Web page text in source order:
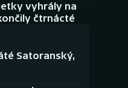
vyhrály na
čtrnácté
Satoranský,